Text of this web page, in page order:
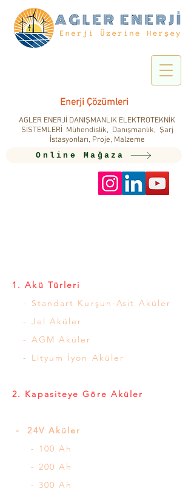
AGLER ENERJİ DANIŞMANLIK ELEKTROTEKNİK
SİSTEMLERİ Mühendislik, Danışmanlık, Şarj
İstasyonları, Proje, Malzeme
Enerji Çözümleri
Online Mağaza
1. Akü Türleri
- Standart Kurşun-Asit Aküler
- Jel Aküler
- AGM Aküler
- Lityum İyon Aküler
2. Kapasiteye Göre Aküler
- 24V Aküler
- 100 Ah
- 200 Ah
- 300 Ah